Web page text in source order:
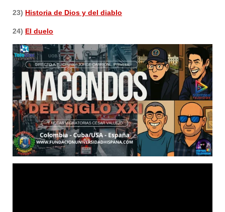
23) Historia de Dios y del diablo
24) El duelo